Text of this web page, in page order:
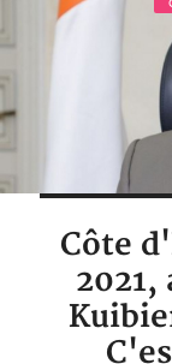
Côte